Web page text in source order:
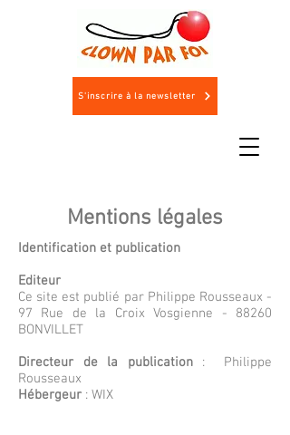
S'inscrire à la newsletter
Mentions légales
Identification et publication
Editeur
Ce site est publié par Philippe Rousseaux -
97 Rue de la Croix Vosgienne - 88260
BONVILLET
Directeur de la publication : Philippe
Rousseaux
Hébergeur : WIX